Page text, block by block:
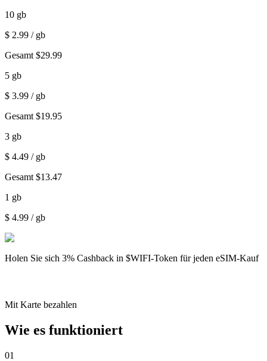
10 gb
$ 2.99 / gb
Gesamt $29.99
5 gb
$ 3.99 / gb
Gesamt $19.95
3 gb
$ 4.49 / gb
Gesamt $13.47
1 gb
$ 4.99 / gb
Holen Sie sich 3% Cashback in $WIFI-Token für jeden eSIM-Kauf
Mit Karte bezahlen
Wie es funktioniert
01